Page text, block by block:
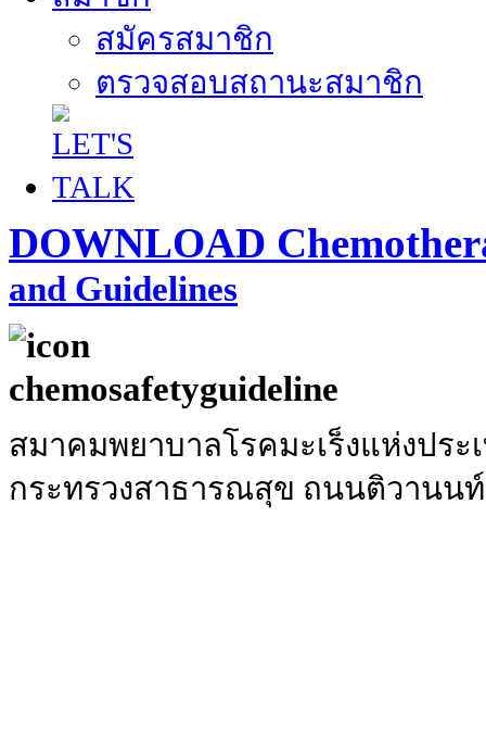
สมัครสมาชิก
ตรวจสอบสถานะสมาชิก
DOWNLOAD
and Guidelines
สมาคมพยาบาลโรคมะเร็งแห่งปร
กระทรวงสาธารณสุข ถนนติวานน